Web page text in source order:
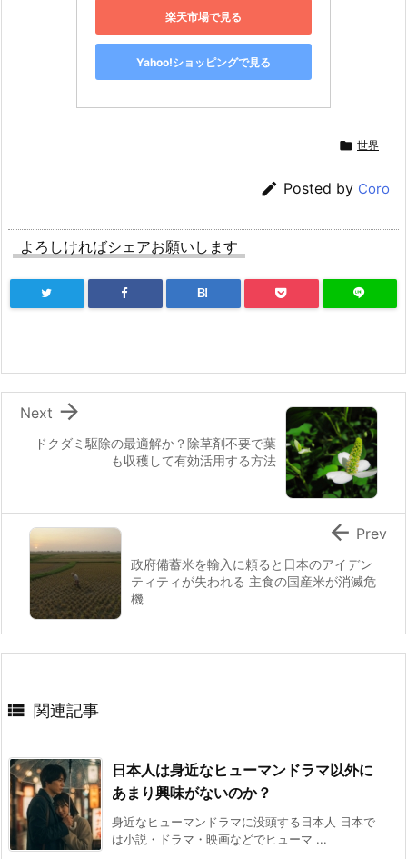
楽天市場で見る
Yahoo!ショッピングで見る
 世界
 Posted by Coro
よろしければシェアお願いします
B!
ドクダミ駆除の最適解か？除草剤不要で葉
も収穫して有効活用する方法

Next
政府備蓄米を輸入に頼ると日本のアイデン
ティティが失われる 主食の国産米が消滅危
機
 Prev
 関連記事
日本人は身近なヒューマンドラマ以外に
あまり興味がないのか？
身近なヒューマンドラマに没頭する日本人 日本で
は小説・ドラマ・映画などでヒューマ ...